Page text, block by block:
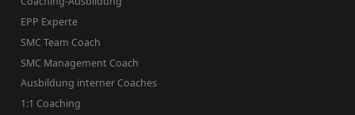
EPP Experte
SMC Team Coach
SMC Management Coach
Ausbildung interner Coaches
1:1 Coaching